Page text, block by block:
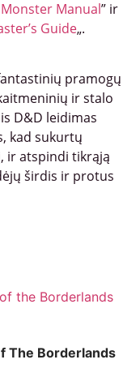
Manual” ir
Guide„.
pramogų
ir stalo
D&D leidimas
kad sukurtų
ir atspindi tikrąją
širdis ir protus
The Borderlands